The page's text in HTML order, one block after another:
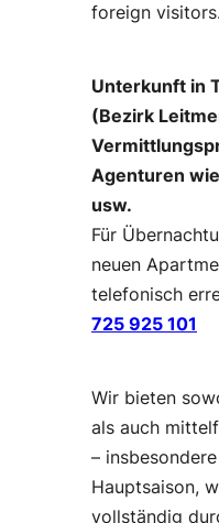
foreign
Unterkunft in
(Bezirk
Agenturen
usw.
Für
neuen
telefonisch
725 925 101
Wir bieten
als auch
–
Hauptsaison,
vollständig